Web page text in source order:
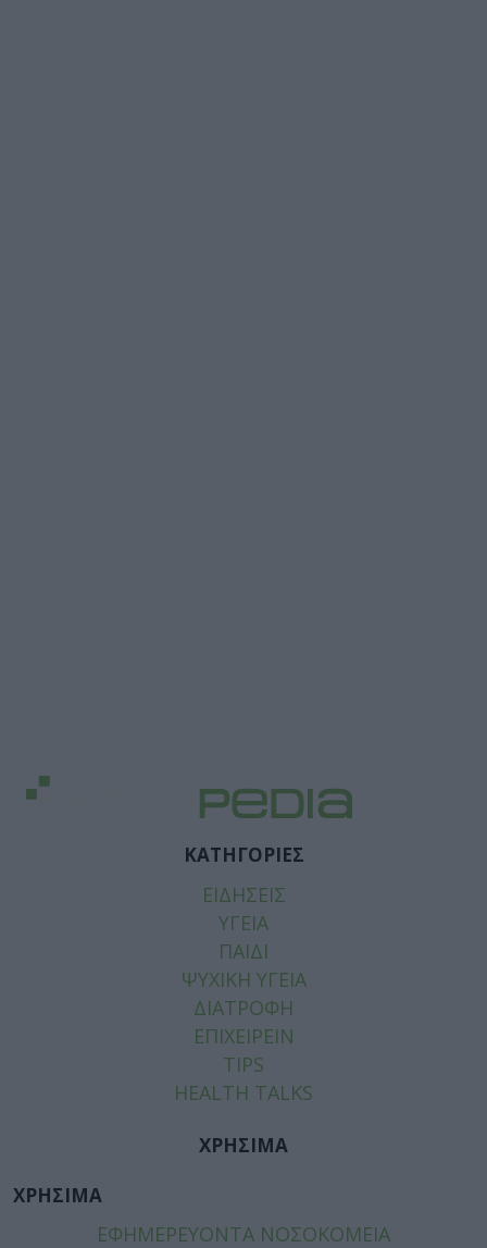
ΚΑΤΗΓΟΡΙΕΣ
ΕΙΔΗΣΕΙΣ
ΥΓΕΙΑ
ΠΑΙΔΙ
ΨΥΧΙΚΗ ΥΓΕΙΑ
ΔΙΑΤΡΟΦΗ
ΕΠΙΧΕΙΡΕΙΝ
TIPS
HEALTH TALKS
ΧΡΗΣΙΜΑ
ΧΡΗΣΙΜΑ
ΕΦΗΜΕΡΕΥΟΝΤΑ ΝΟΣΟΚΟΜΕΙΑ